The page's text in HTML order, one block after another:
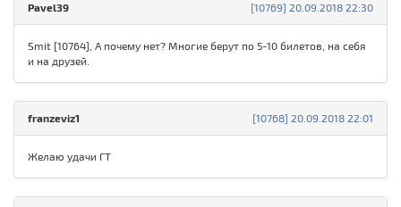
[10769] 20.09.2018 22:30
Pavel39
Smit [10764], А почему нет? Многие берут по 5-10 билетов, на себя
и на друзей.
[10768] 20.09.2018 22:01
franzeviz1
Желаю удачи ГТ